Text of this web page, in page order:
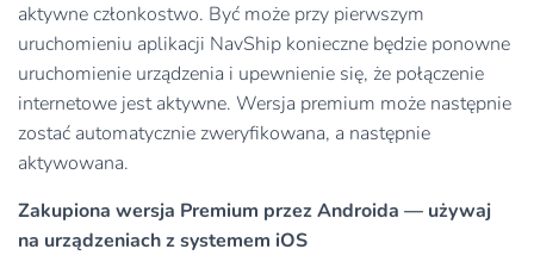
aktywne członkostwo. Być może przy pierwszym
uruchomieniu aplikacji NavShip konieczne będzie ponowne
uruchomienie urządzenia i upewnienie się, że połączenie
internetowe jest aktywne. Wersja premium może następnie
zostać automatycznie zweryfikowana, a następnie
aktywowana.
Zakupiona wersja Premium przez Androida — używaj
na urządzeniach z systemem iOS